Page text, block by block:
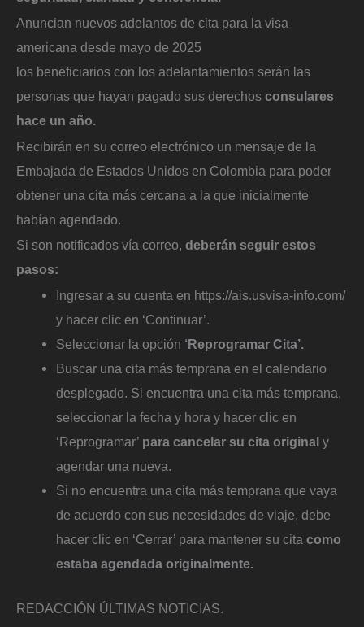
Anuncian nuevos adelantos de cita para la visa
americana desde mayo de 2025
los beneficiarios con los adelantamientos serán las
personas que hayan pagado sus derechos consulares
hace un año.
Recibirán en su correo electrónico un mensaje de la
Embajada de Estados Unidos en Colombia para poder
obtener una cita más cercana a la que inicialmente
habían agendado.
Si son notificados vía correo, deberán seguir estos
pasos:
Ingresar a su cuenta en https://ais.usvisa-info.com/
y hacer clic en ‘Continuar’.
Seleccionar la opción ‘Reprogramar Cita’.
Buscar una cita más temprana en el calendario
desplegado. Si encuentra una cita más temprana,
seleccionar la fecha y hora y hacer clic en
‘Reprogramar’ para cancelar su cita original y
agendar una nueva.
Si no encuentra una cita más temprana que vaya
de acuerdo con sus necesidades de viaje, debe
hacer clic en ‘Cerrar’ para mantener su citacomo
estaba agendada originalmente.
REDACCIÓN ÚLTIMAS NOTICIAS.